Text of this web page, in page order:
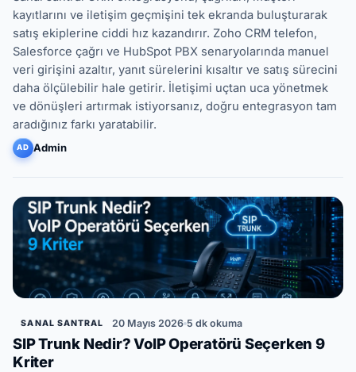
kayıtlarını ve iletişim geçmişini tek ekranda buluşturarak
satış ekiplerine ciddi hız kazandırır. Zoho CRM telefon,
Salesforce çağrı ve HubSpot PBX senaryolarında manuel
veri girişini azaltır, yanıt sürelerini kısaltır ve satış sürecini
daha ölçülebilir hale getirir. İletişimi uçtan uca yönetmek
ve dönüşleri artırmak istiyorsanız, doğru entegrasyon tam
aradığınız farkı yaratabilir.
AD Admin
SANAL SANTRAL 20 Mayıs 2026 5 dk okuma
SIP Trunk Nedir? VoIP Operatörü Seçerken 9
Kriter